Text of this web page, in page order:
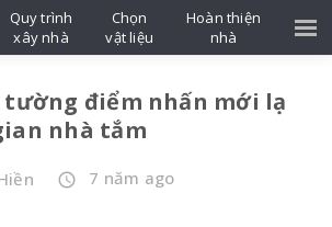
tường điểm nhấn mới lạ
nhà tắm
access_time 7 năm ago
Quy trình
xây nhà
Chọn
vật liệu
Hoàn thiện
nhà